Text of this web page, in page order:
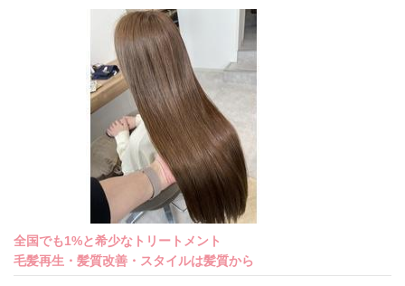
全国でも1%と希少なトリートメント
毛髪再生・髪質改善・スタイルは髪質から